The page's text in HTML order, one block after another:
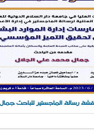
رسالة الماجستير للباحث